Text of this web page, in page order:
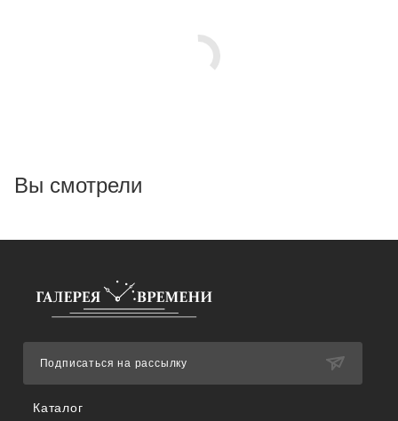
Вы смотрели
Каталог
Подписаться на рассылку